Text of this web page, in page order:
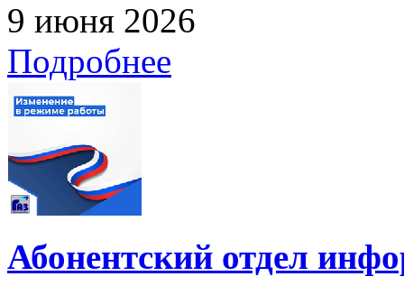
9 июня 2026
Подробнее
Абонентский отдел